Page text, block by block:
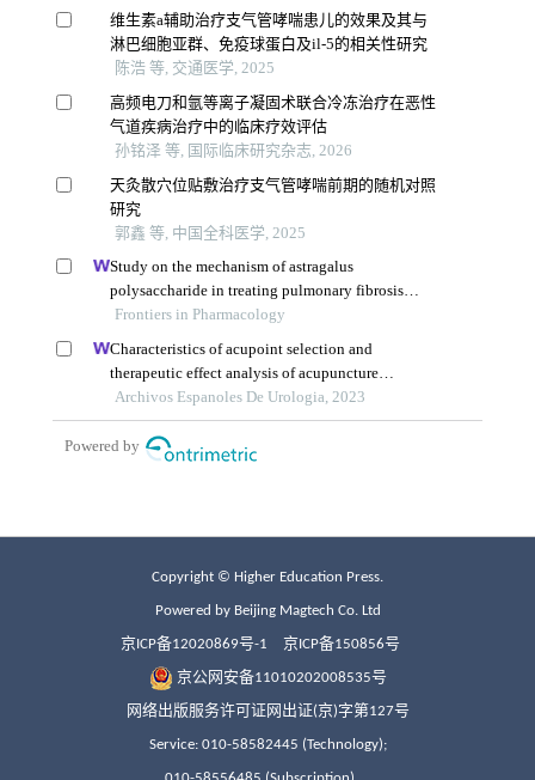
Copyright © Higher Education Press.
Powered by Beijing Magtech Co. Ltd
京ICP备12020869号-1 京ICP备150856号
京公网安备11010202008535号
网络出版服务许可证网出证(京)字第127号
Service: 010-58582445 (Technology);